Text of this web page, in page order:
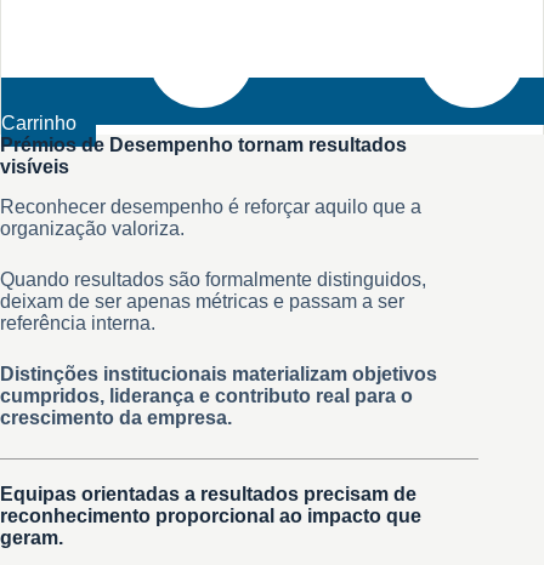
Carrinho
Prémios de Desempenho tornam resultados
visíveis
Reconhecer desempenho é reforçar aquilo que a
organização valoriza.
Quando resultados são formalmente distinguidos,
deixam de ser apenas métricas e passam a ser
referência interna.
Distinções institucionais materializam objetivos
cumpridos, liderança e contributo real para o
crescimento da empresa.
Equipas orientadas a resultados precisam de
reconhecimento proporcional ao impacto que
geram.